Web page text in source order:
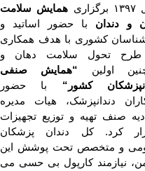
همایش سلامت
و دندان با حضور اساتید و
کشوری با هدف همکاری
طرح تحول سلامت دهان و
اولین “همایش صنفی
کشور “ با حضور
دندانپزشک، هیات مدیره
صنف تهیه و توزیع تجهیزات
کرد. کل دندان پزشکان
و متخصص تحت پوشش این
نیازمند کارپول بی حسی می